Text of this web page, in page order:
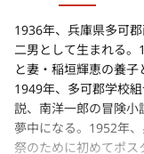
1936年、兵庫県多可
二男として生まれる
と妻・稲垣輝恵の養子
1949年、多可郡学校
説、南洋一郎の冒険小
夢中になる。1952年
祭のために初めてポ